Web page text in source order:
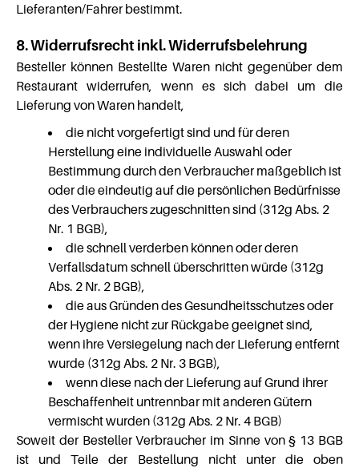
Lieferanten/Fahrer bestimmt.
8. Widerrufsrecht inkl. Widerrufsbelehrung
Besteller können Bestellte Waren nicht gegenüber dem
Restaurant widerrufen, wenn es sich dabei um die
Lieferung von Waren handelt,
die nicht vorgefertigt sind und für deren
Herstellung eine individuelle Auswahl oder
Bestimmung durch den Verbraucher maßgeblich ist
oder die eindeutig auf die persönlichen Bedürfnisse
des Verbrauchers zugeschnitten sind (312g Abs. 2
Nr. 1 BGB),
die schnell verderben können oder deren
Verfallsdatum schnell überschritten würde (312g
Abs. 2 Nr. 2 BGB),
die aus Gründen des Gesundheitsschutzes oder
der Hygiene nicht zur Rückgabe geeignet sind,
wenn ihre Versiegelung nach der Lieferung entfernt
wurde (312g Abs. 2 Nr. 3 BGB),
wenn diese nach der Lieferung auf Grund ihrer
Beschaffenheit untrennbar mit anderen Gütern
vermischt wurden (312g Abs. 2 Nr. 4 BGB)
Soweit der Besteller Verbraucher im Sinne von § 13 BGB
ist und Teile der Bestellung nicht unter die oben